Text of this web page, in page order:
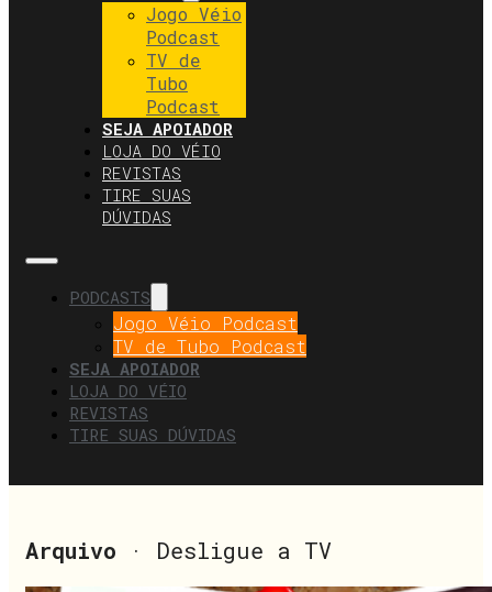
Jogo Véio
Podcast
TV de
Tubo
Podcast
SEJA APOIADOR
LOJA DO VÉIO
REVISTAS
TIRE SUAS
DÚVIDAS
PODCASTS
Jogo Véio Podcast
TV de Tubo Podcast
SEJA APOIADOR
LOJA DO VÉIO
REVISTAS
TIRE SUAS DÚVIDAS
Arquivo · Desligue a TV